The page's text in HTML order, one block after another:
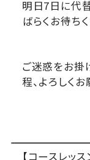
明日7日に代
ばらくお待ち
ご迷惑をお掛
程、よろしく
【コースレッ